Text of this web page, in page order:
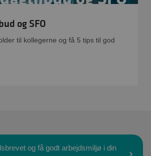
og SFO
til kollegerne og få 5 tips til god
og få godt arbejdsmiljø i din